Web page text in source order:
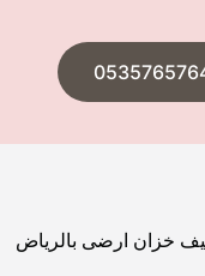
خزان ارضى بالرياض